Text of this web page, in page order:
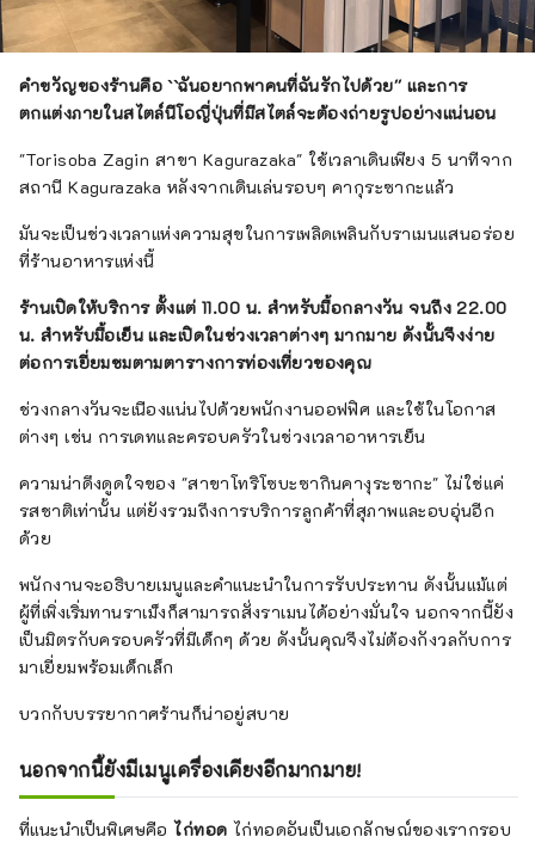
คำขวัญของร้านคือ ``ฉันอยากพาคนที่ฉันรักไปด้วย'' และการ
ตกแต่งภายในสไตล์นีโอญี่ปุ่นที่มีสไตล์จะต้องถ่ายรูปอย่างแน่นอน
"Torisoba Zagin สาขา Kagurazaka" ใช้เวลาเดินเพียง 5 นาทีจาก
สถานี Kagurazaka หลังจากเดินเล่นรอบๆ คากุระซากะแล้ว
มันจะเป็นช่วงเวลาแห่งความสุขในการเพลิดเพลินกับราเมนแสนอร่อย
ที่ร้านอาหารแห่งนี้
ร้านเปิดให้บริการ ตั้งแต่ 11.00 น. สำหรับมื้อกลางวัน จนถึง 22.00
น. สำหรับมื้อเย็น และเปิดในช่วงเวลาต่างๆ มากมาย ดังนั้นจึงง่าย
ต่อการเยี่ยมชมตามตารางการท่องเที่ยวของคุณ
ช่วงกลางวันจะเนืองแน่นไปด้วยพนักงานออฟฟิศ และใช้ในโอกาส
ต่างๆ เช่น การเดทและครอบครัวในช่วงเวลาอาหารเย็น
ความน่าดึงดูดใจของ "สาขาโทริโซบะซากินคางุระซากะ" ไม่ใช่แค่
รสชาติเท่านั้น แต่ยังรวมถึงการบริการลูกค้าที่สุภาพและอบอุ่นอีก
ด้วย
พนักงานจะอธิบายเมนูและคำแนะนำในการรับประทาน ดังนั้นแม้แต่
ผู้ที่เพิ่งเริ่มทานราเม็งก็สามารถสั่งราเมนได้อย่างมั่นใจ นอกจากนี้ยัง
เป็นมิตรกับครอบครัวที่มีเด็กๆ ด้วย ดังนั้นคุณจึงไม่ต้องกังวลกับการ
มาเยี่ยมพร้อมเด็กเล็ก
บวกกับบรรยากาศร้านก็น่าอยู่สบาย
นอกจากนี้ยังมีเมนูเครื่องเคียงอีกมากมาย!
ที่แนะนำเป็นพิเศษคือไก่ทอด ไก่ทอดอันเป็นเอกลักษณ์ของเรากรอบ